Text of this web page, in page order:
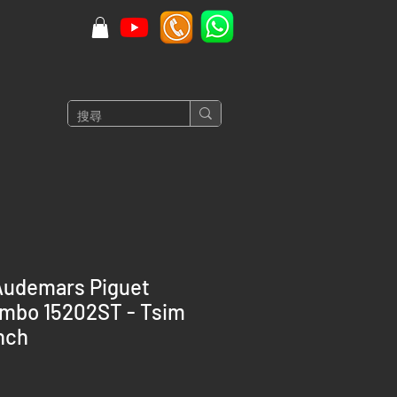
Piguet
15202ST - Tsim